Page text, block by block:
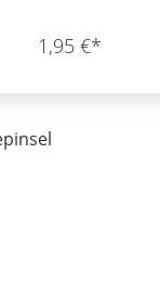
1,95 €*